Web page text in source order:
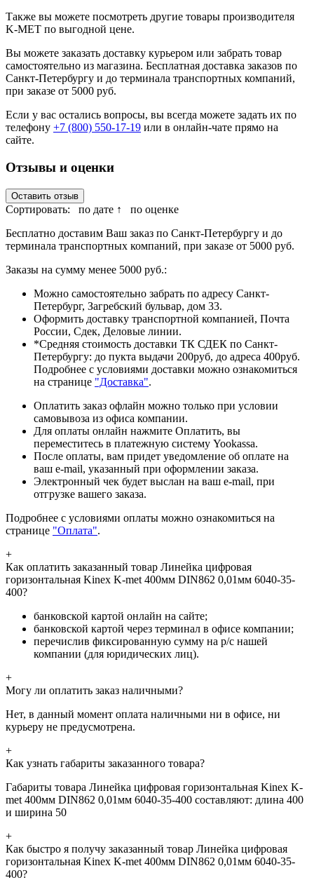
Также вы можете посмотреть другие товары производителя
K-MET по выгодной цене.
Вы можете заказать доставку курьером или забрать товар
самостоятельно из магазина. Бесплатная доставка заказов по
Санкт-Петербургу и до терминала транспортных компаний,
при заказе от 5000 руб.
Если у вас остались вопросы, вы всегда можете задать их по
телефону +7 (800) 550-17-19 или в онлайн-чате прямо на
сайте.
Отзывы и оценки
Оставить отзыв
Сортировать: по дате ↑
по оценке
Бесплатно доставим Ваш заказ по Санкт-Петербургу и до
терминала транспортных компаний, при заказе от 5000 руб.
Заказы на сумму менее 5000 руб.:
Можно самостоятельно забрать по адресу Санкт-
Петербург, Загребский бульвар, дом 33.
Оформить доставку транспортной компанией, Почта
России, Сдек, Деловые линии.
*Средняя стоимость доставки ТК СДЕК по Санкт-
Петербургу: до пукта выдачи 200руб, до адреса 400руб.
Подробнее с условиями доставки можно ознакомиться
на странице "Доставка".
Оплатить заказ офлайн можно только при условии
самовывоза из офиса компании.
Для оплаты онлайн нажмите Оплатить, вы
переместитесь в платежную систему Yookassa.
После оплаты, вам придет уведомление об оплате на
ваш e-mail, указанный при оформлении заказа.
Электронный чек будет выслан на ваш e-mail, при
отгрузке вашего заказа.
Подробнее с условиями оплаты можно ознакомиться на
странице "Оплата".
+
Как оплатить заказанный товар Линейка цифровая
горизонтальная Kinex K-met 400мм DIN862 0,01мм 6040-35-
400?
банковской картой онлайн на сайте;
банковской картой через терминал в офисе компании;
перечислив фиксированную сумму на р/с нашей
компании (для юридических лиц).
+
Могу ли оплатить заказ наличными?
Нет, в данный момент оплата наличными ни в офисе, ни
курьеру не предусмотрена.
+
Как узнать габариты заказанного товара?
Габариты товара Линейка цифровая горизонтальная Kinex K-
met 400мм DIN862 0,01мм 6040-35-400 составляют: длина 400
и ширина 50
+
Как быстро я получу заказанный товар Линейка цифровая
горизонтальная Kinex K-met 400мм DIN862 0,01мм 6040-35-
400?